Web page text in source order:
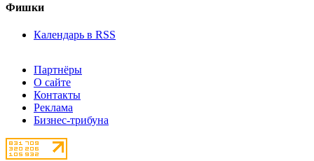
Фишки
Календарь в RSS
Партнёры
О сайте
Контакты
Реклама
Бизнес-трибуна